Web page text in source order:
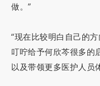
做。”
“现在比较明白自己的
叮咛给予何欣芩很多的
以及带领更多医护人员